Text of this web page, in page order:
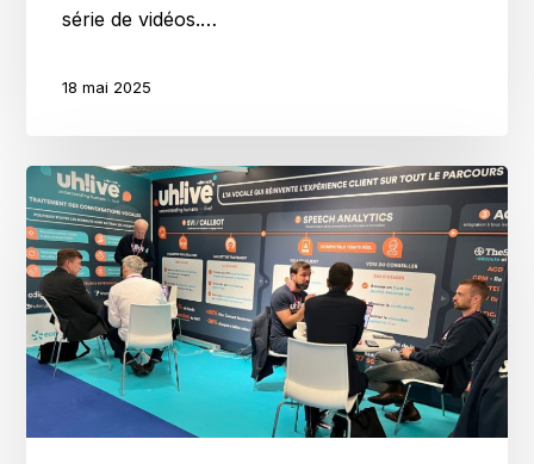
série de vidéos.…
18 mai 2025
Faut-
il
tout
miser
sur
l’IA
générative
?